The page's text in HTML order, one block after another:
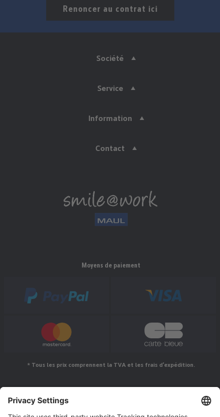
Renoncer au contrat ici
Société
Service
Information
Contact
Moyens de paiement
* Tous les prix comprennent la TVA et les frais d'expédition.